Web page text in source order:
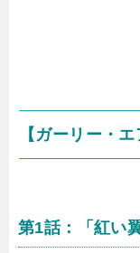
【ガーリー・
第1話：「紅い翼